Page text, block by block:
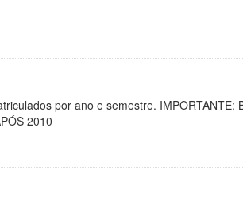
por ano e semestre. IMPORTANTE:
2010